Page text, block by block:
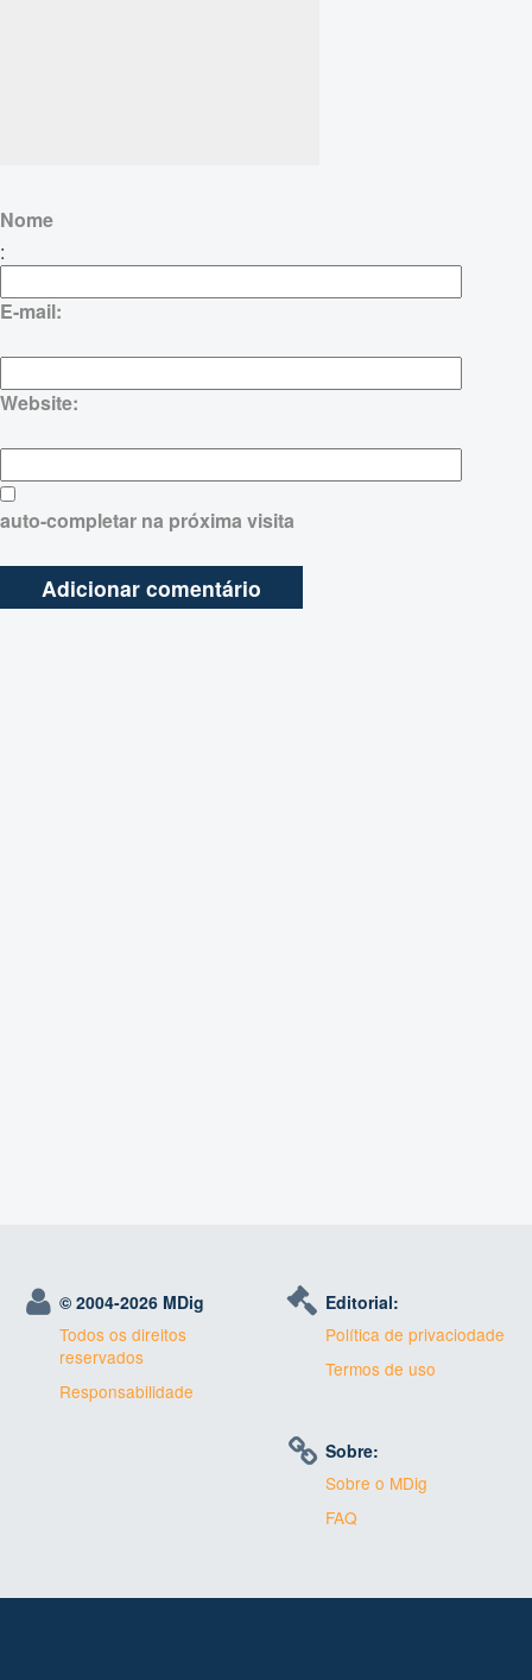
Nome
:
E-mail:
Website:
auto-completar na próxima visita
© 2004-2026 MDig
Todos os direitos
reservados
Responsabilidade
Editorial:
Política de privaciodade
Termos de uso
Sobre:
Sobre o MDig
FAQ